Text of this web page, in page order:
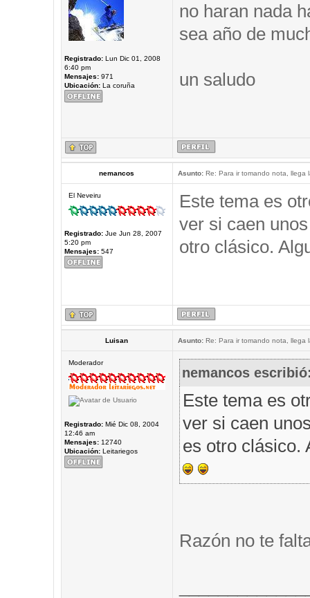
Registrado:Lun Dic 01, 2008
6:40 pm
Mensajes:971
Ubicación:La coruña
no haran nada
sea año de
un saludo
nemancos Asunto:Re: Para ir tomando nota, llega
El Neveiru
Registrado:Jue Jun 28, 2007
5:20 pm
Mensajes:547
Este tema es
ver si caen
otro clásico.
Luisan Asunto:Re: Para ir tomando nota, llega
Moderador
Registrado:Mié Dic 08, 2004
12:46 am
Mensajes:12740
Ubicación:Leitariegos
nemancos
Este tema es
ver si caen
es otro clásico.
Razón no te